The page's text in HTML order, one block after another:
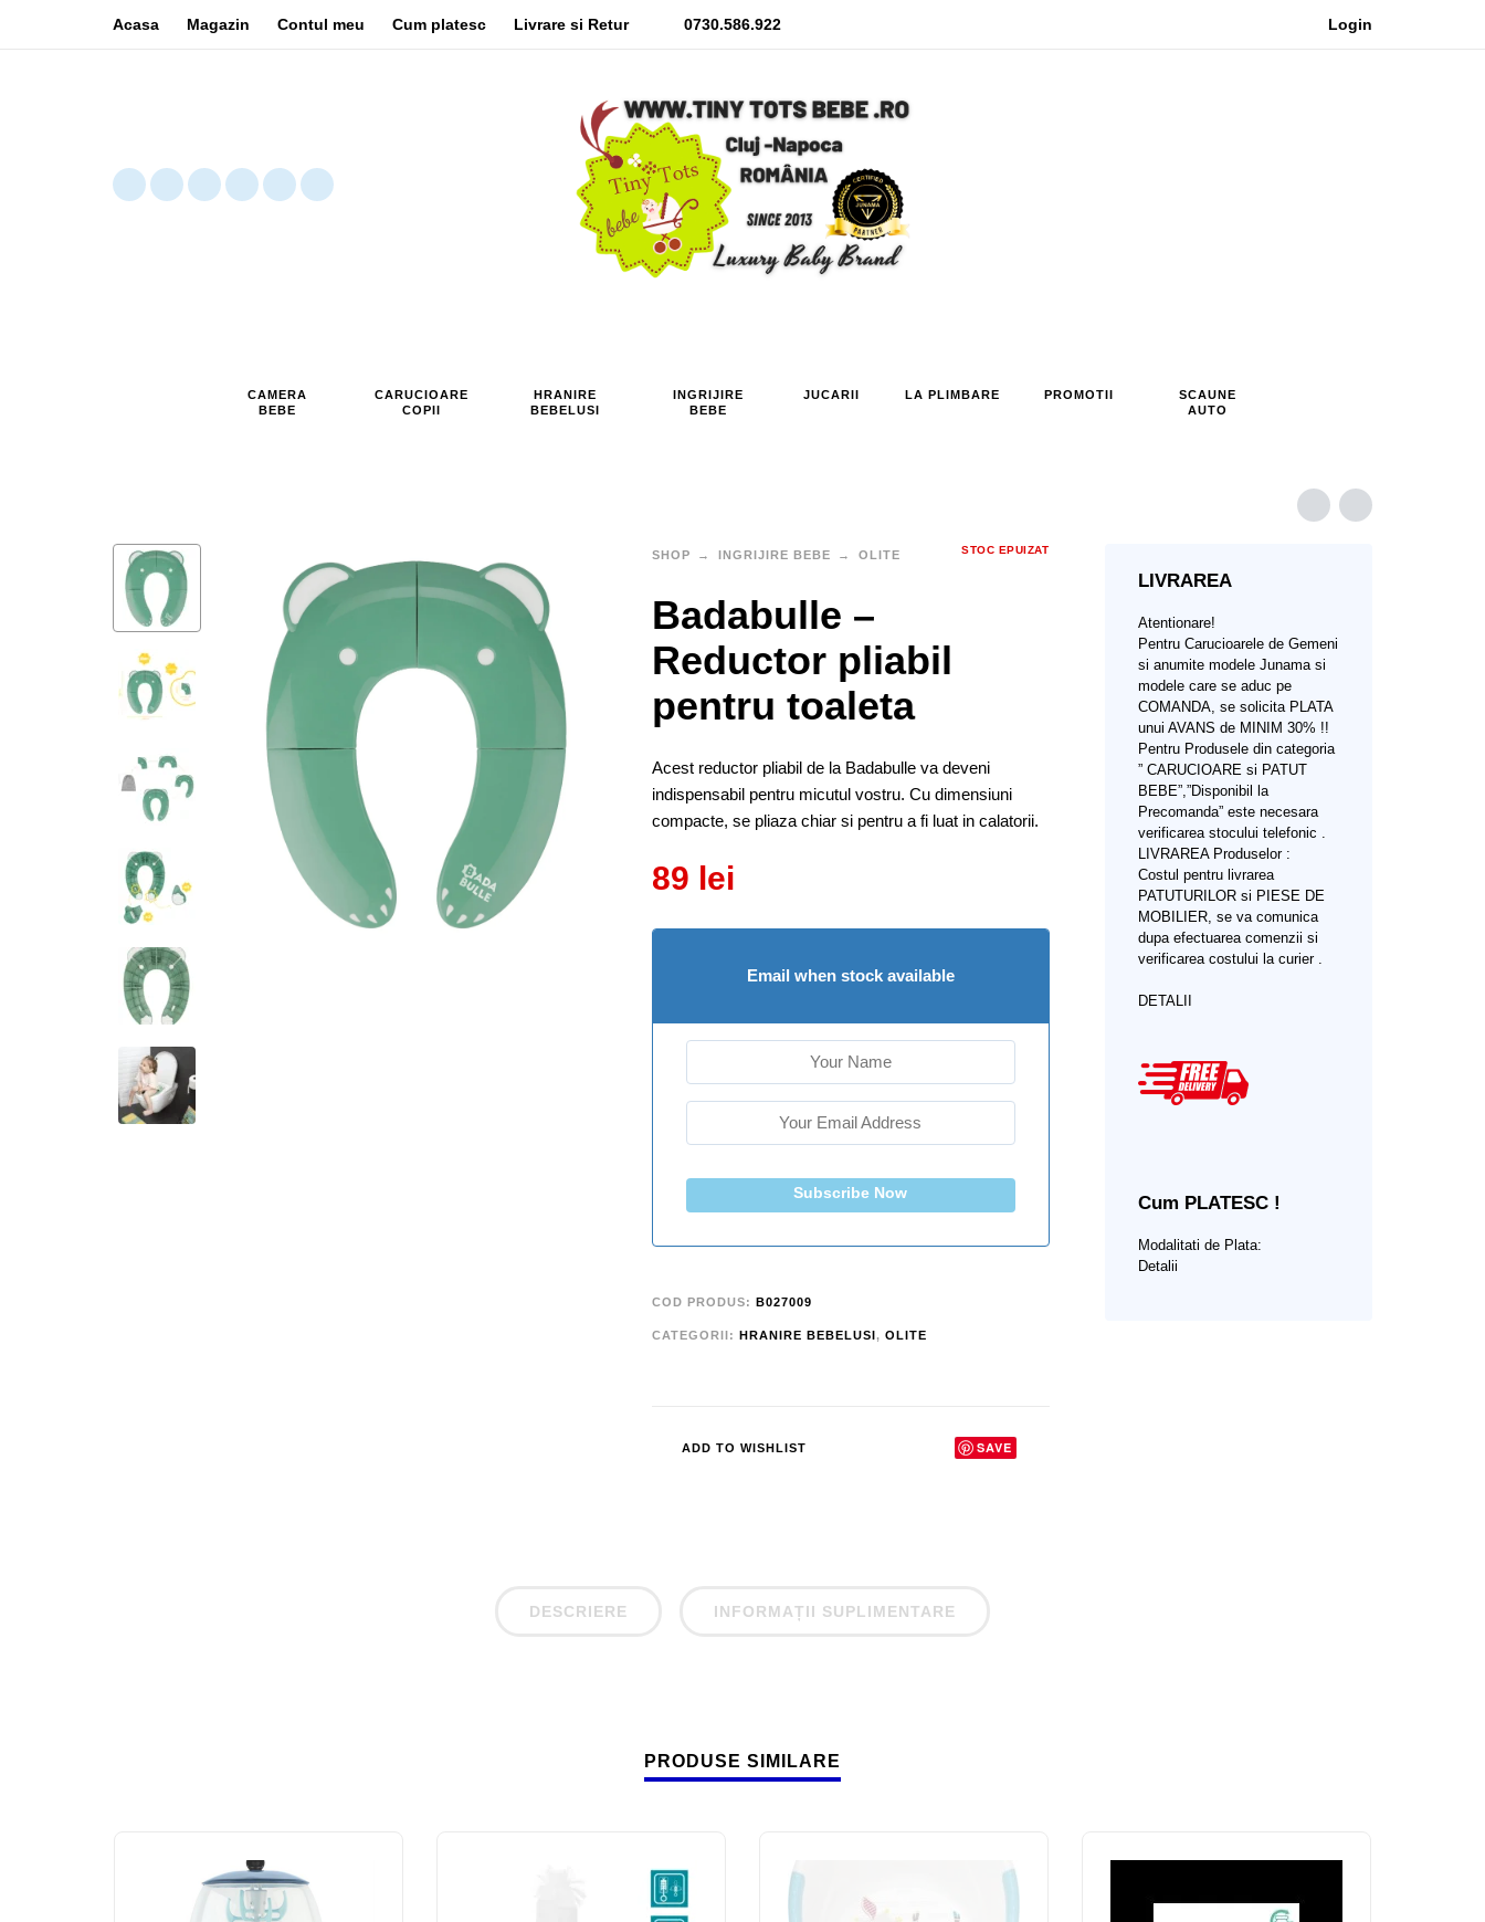
Acasa Magazin Contul meu Cum platesc Livrare si Retur 0730.586.922 Login
CAMERA
BEBE
CARUCIOARE
COPII
HRANIRE
BEBELUSI
INGRIJIRE
BEBE
JUCARII LA PLIMBARE PROMOTII
SCAUNE
AUTO
SHOP INGRIJIRE BEBE OLITE STOC EPUIZAT
Badabulle –
Reductor pliabil
pentru toaleta
Acest reductor pliabil de la Badabulle va deveni
indispensabil pentru micutul vostru. Cu dimensiuni
compacte, se pliaza chiar si pentru a fi luat in calatorii.
89 lei
Email when stock available
Subscribe Now
COD PRODUS: B027009
CATEGORII: HRANIRE BEBELUSI, OLITE
ADD TO WISHLIST SAVE
LIVRAREA
Atentionare!
Pentru Carucioarele de Gemeni
si anumite modele Junama si
modele care se aduc pe
COMANDA, se solicita PLATA
unui AVANS de MINIM 30% !!
Pentru Produsele din categoria
” CARUCIOARE si PATUT
BEBE”,”Disponibil la
Precomanda” este necesara
verificarea stocului telefonic .
LIVRAREA Produselor :
Costul pentru livrarea
PATUTURILOR si PIESE DE
MOBILIER, se va comunica
dupa efectuarea comenzii si
verificarea costului la curier .
DETALII
Cum PLATESC !
Modalitati de Plata:
Detalii
DESCRIERE INFORMAȚII SUPLIMENTARE
PRODUSE SIMILARE